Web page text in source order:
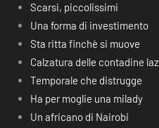
Scarsi, piccolissimi
Una forma di investimento
Sta ritta finchè si muove
Calzatura delle contadine
Temporale che distrugge
Ha per moglie una milady
Un africano di Nairobi